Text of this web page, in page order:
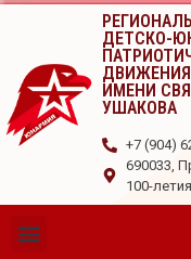
ДЕТСКО-
ИМЕНИ
УШАКОВА
+7 (904)
690033,
100-